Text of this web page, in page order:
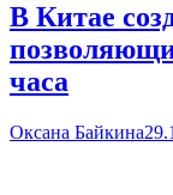
В Китае
часа
Оксана Байкина